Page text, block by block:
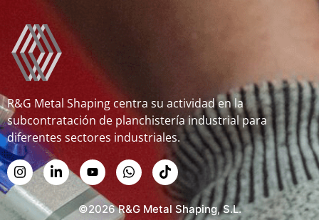
R&G Metal Shaping centra su actividad en la
subcontratación de planchistería industrial para
diferentes sectores industriales.
©2026 R&G Metal Shaping, S.L.